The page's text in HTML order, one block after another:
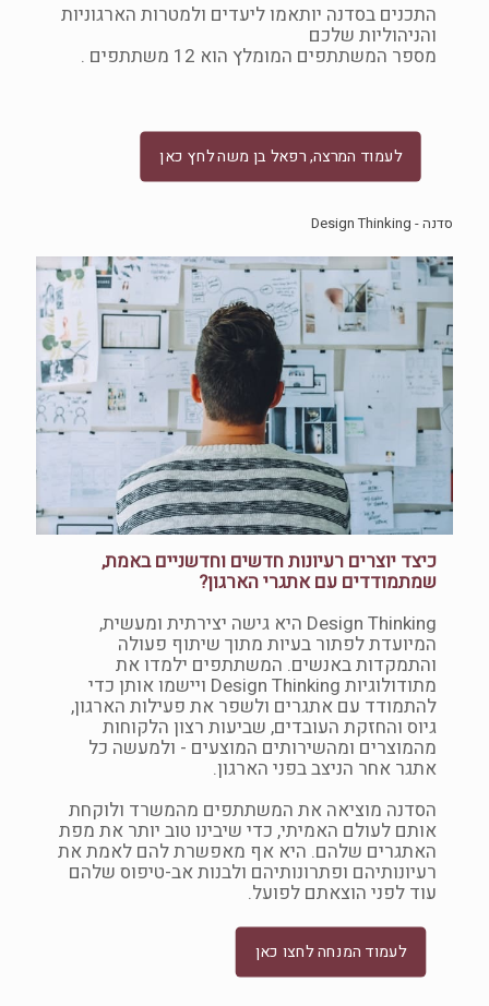
התכנים בסדנה יותאמו ליעדים ולמטרות הארגוניות
והניהוליות שלכם
מספר המשתתפים המומלץ הוא 12 משתתפים .
לעמוד המרצה, רפאל בן משה לחץ כאן
סדנה - Design Thinking
כיצד יוצרים רעיונות חדשים וחדשניים באמת,
שמתמודדים עם אתגרי הארגון?
Design Thinking היא גישה יצירתית ומעשית,
המיועדת לפתור בעיות מתוך שיתוף פעולה
והתמקדות באנשים. המשתתפים ילמדו את
מתודולוגיות Design Thinking ויישמו אותן כדי
להתמודד עם אתגרים ולשפר את פעילות הארגון,
גיוס והחזקת העובדים, שביעות רצון הלקוחות
מהמוצרים ומהשירותים המוצעים - ולמעשה כל
אתגר אחר הניצב בפני הארגון.
הסדנה מוציאה את המשתתפים מהמשרד ולוקחת
אותם לעולם האמיתי, כדי שיבינו טוב יותר את מפת
האתגרים שלהם. היא אף מאפשרת להם לאמת את
רעיונותיהם ופתרונותיהם ולבנות אב-טיפוס שלהם
עוד לפני הוצאתם לפועל.
לעמוד המנחה לחצו כאן